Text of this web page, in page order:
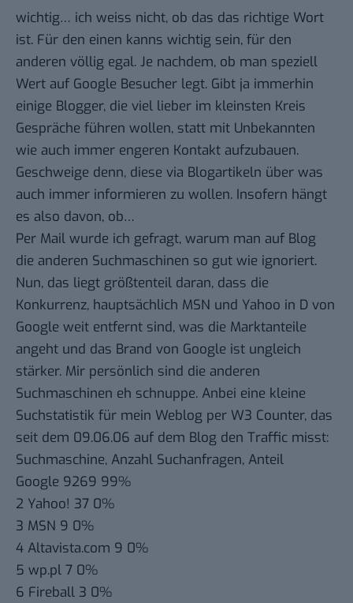
wichtig… ich weiss nicht, ob das das richtige Wort
ist. Für den einen kanns wichtig sein, für den
anderen völlig egal. Je nachdem, ob man speziell
Wert auf Google Besucher legt. Gibt ja immerhin
einige Blogger, die viel lieber im kleinsten Kreis
Gespräche führen wollen, statt mit Unbekannten
wie auch immer engeren Kontakt aufzubauen.
Geschweige denn, diese via Blogartikeln über was
auch immer informieren zu wollen. Insofern hängt
es also davon, ob…
Per Mail wurde ich gefragt, warum man auf Blog
die anderen Suchmaschinen so gut wie ignoriert.
Nun, das liegt größtenteil daran, dass die
Konkurrenz, hauptsächlich MSN und Yahoo in D von
Google weit entfernt sind, was die Marktanteile
angeht und das Brand von Google ist ungleich
stärker. Mir persönlich sind die anderen
Suchmaschinen eh schnuppe. Anbei eine kleine
Suchstatistik für mein Weblog per W3 Counter, das
seit dem 09.06.06 auf dem Blog den Traffic misst:
Suchmaschine, Anzahl Suchanfragen, Anteil
Google 9269 99%
2 Yahoo! 37 0%
3 MSN 9 0%
4 Altavista.com 9 0%
5 wp.pl 7 0%
6 Fireball 3 0%